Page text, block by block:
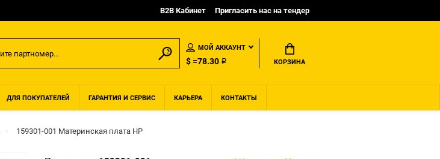
B2B Кабинет Пригласить нас на тендер
МОЙ АККАУНТ
$ =78.30 ₽ КОРЗИНА
ДЛЯ ПОКУПАТЕЛЕЙ ГАРАНТИЯ И СЕРВИС КАРЬЕРА КОНТАКТЫ
159301-001 Материнская плата HP